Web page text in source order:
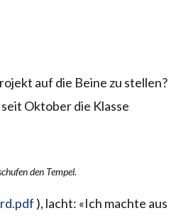
den Tempel.
auf die Beine zu stellen?
Oktober die Klasse
), lacht: «Ich machte aus